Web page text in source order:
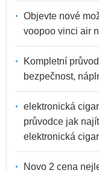
Objevte nové
voopoo vinci air
Kompletní
bezpečnost,
elektronická
průvodce jak
elektronická
Novo 2 cena